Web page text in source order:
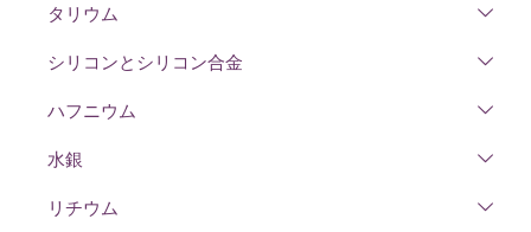
タリウム
シリコンとシリコン合金
ハフニウム
水銀
リチウム